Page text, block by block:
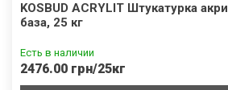
KOSBUD ACRYLIT Штукатурка
база, 25 кг
Есть в наличии
2476.00 грн/25кг